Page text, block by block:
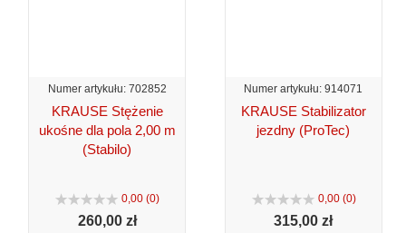
Numer artykułu: 702852
KRAUSE Stężenie
ukośne dla pola 2,00 m
(Stabilo)
0,00 (0)
260,00 zł
Numer artykułu: 914071
KRAUSE Stabilizator
jezdny (ProTec)
0,00 (0)
315,00 zł